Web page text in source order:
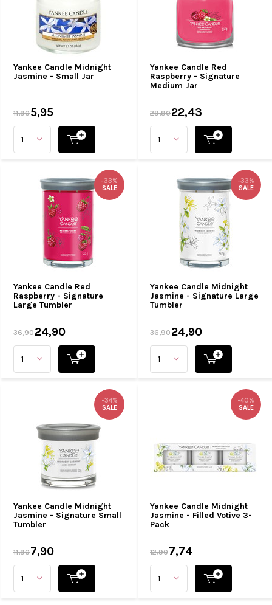
Yankee Candle Midnight
Jasmine - Small Jar
11,905,95
Yankee Candle Red
Raspberry - Signature
Medium Jar
29,9022,43
Yankee Candle Red
Raspberry - Signature
Large Tumbler
-33%
SALE
36,9024,90
Yankee Candle Midnight
Jasmine - Signature Large
Tumbler
-33%
SALE
36,9024,90
Yankee Candle Midnight
Jasmine - Signature Small
Tumbler
-34%
SALE
11,907,90
Yankee Candle Midnight
Jasmine - Filled Votive 3-
Pack
-40%
SALE
12,907,74